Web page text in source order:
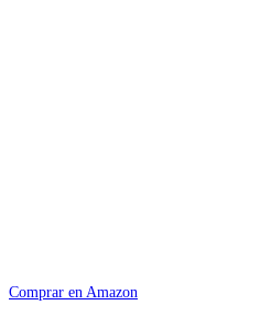
Comprar en Amazon